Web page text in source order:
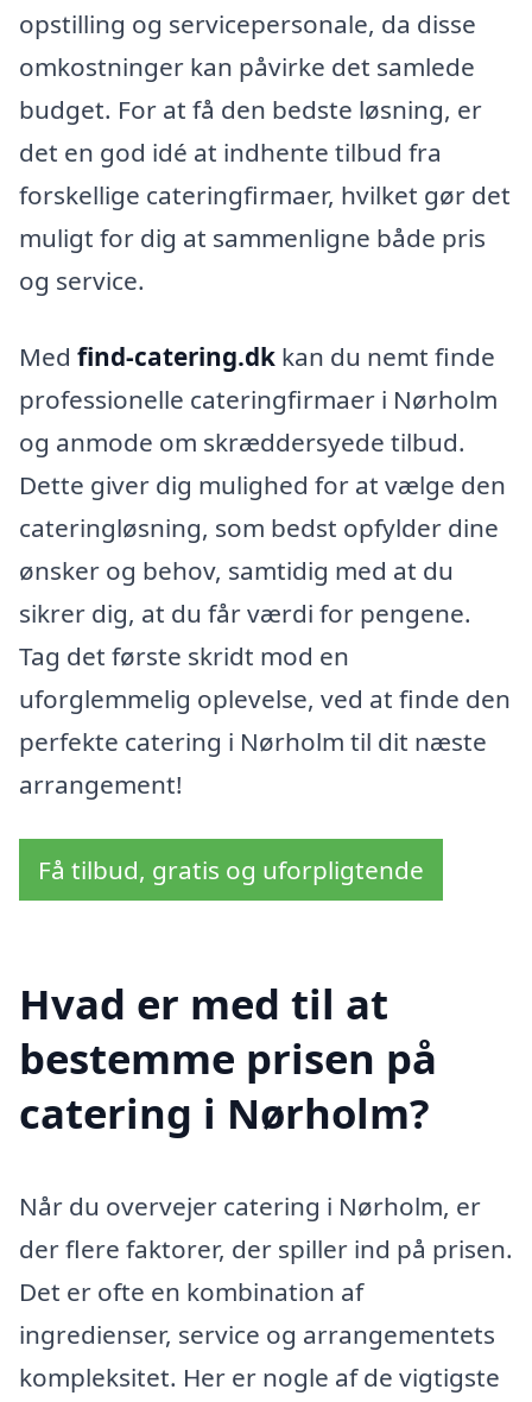
opstilling og servicepersonale, da disse
omkostninger kan påvirke det samlede
budget. For at få den bedste løsning, er
det en god idé at indhente tilbud fra
forskellige cateringfirmaer, hvilket gør det
muligt for dig at sammenligne både pris
og service.
Med find-catering.dk kan du nemt finde
professionelle cateringfirmaer i Nørholm
og anmode om skræddersyede tilbud.
Dette giver dig mulighed for at vælge den
cateringløsning, som bedst opfylder dine
ønsker og behov, samtidig med at du
sikrer dig, at du får værdi for pengene.
Tag det første skridt mod en
uforglemmelig oplevelse, ved at finde den
perfekte catering i Nørholm til dit næste
arrangement!
Få tilbud, gratis og uforpligtende
Hvad er med til at
bestemme prisen på
catering i Nørholm?
Når du overvejer catering i Nørholm, er
der flere faktorer, der spiller ind på prisen.
Det er ofte en kombination af
ingredienser, service og arrangementets
kompleksitet. Her er nogle af de vigtigste